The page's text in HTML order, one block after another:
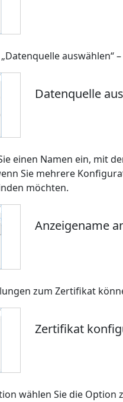
auswählen“
Datenquelle
einen Namen ein, mit
Sie mehrere
möchten.
Anzeigename
zum Zertifikat
Zertifikat
wählen Sie die Option